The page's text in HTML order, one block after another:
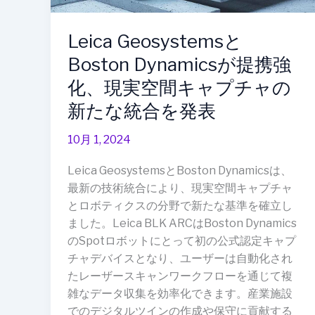
Leica Geosystemsと
Boston Dynamicsが提携強
化、現実空間キャプチャの
新たな統合を発表
10月 1, 2024
Leica GeosystemsとBoston Dynamicsは、
最新の技術統合により、現実空間キャプチャ
とロボティクスの分野で新たな基準を確立し
ました。Leica BLK ARCはBoston Dynamics
のSpotロボットにとって初の公式認定キャプ
チャデバイスとなり、ユーザーは自動化され
たレーザースキャンワークフローを通じて複
雑なデータ収集を効率化できます。産業施設
でのデジタルツインの作成や保守に貢献する
携
化、
現
実
空
間
キ
プ
チ
ャ
の
新
た
な
統
合